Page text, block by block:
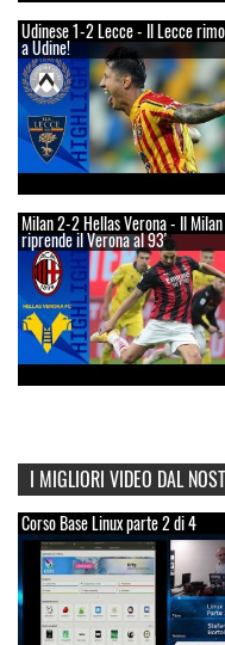
Udinese 1-2 Lecce - Il Lecce
a Udine!
Milan 2-2 Hellas Verona - Il Milan
riprende il Verona al 93'
I MIGLIORI VIDEO DAL
Corso Base Linux parte 2 di 4